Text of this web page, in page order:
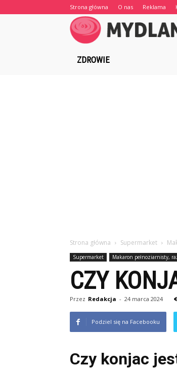
Strona główna O nas Reklama
ZDROWIE
Strona główna Supermarket
Supermarket Makaron pełnoziarnisty,
CZY
Przez Redakcja - 24 marca 2024
Podziel się na Facebooku
Czy konjac